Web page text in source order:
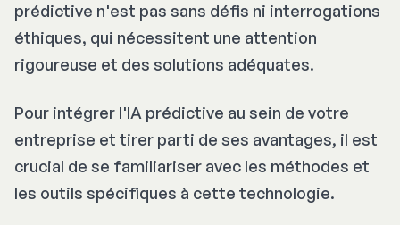
prédictive n'est pas sans défis ni interrogations
éthiques, qui nécessitent une attention
rigoureuse et des solutions adéquates.
Pour intégrer l'IA prédictive au sein de votre
entreprise et tirer parti de ses avantages, il est
crucial de se familiariser avec les méthodes et
les outils spécifiques à cette technologie.